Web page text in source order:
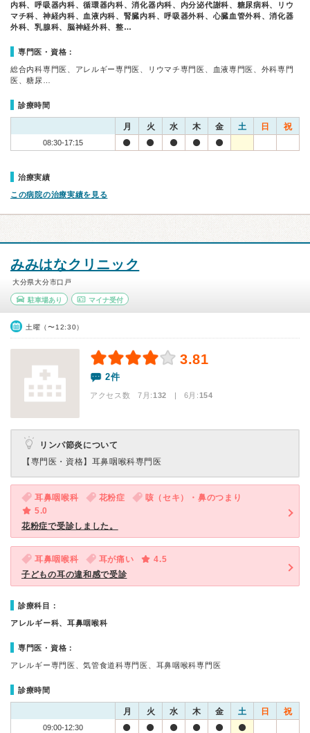
内科、呼吸器内科、循環器内科、消化器内科、内分泌代謝科、糖尿病科、リウ
マチ科、神経内科、血液内科、腎臓内科、呼吸器外科、心臓血管外科、消化器
外科、乳腺科、脳神経外科、整…
専門医・資格：
総合内科専門医、アレルギー専門医、リウマチ専門医、血液専門医、外科専門
医、糖尿…
診療時間
月 火 水 木 金 土 日 祝
08:30-17:15
治療実績
この病院の治療実績を見る
みみはなクリニック
大分県大分市口戸
駐車場あり マイナ受付
土曜（〜12:30）
3.81
2件
アクセス数 7月:132 | 6月:154
リンパ節炎について
【専門医・資格】 耳鼻咽喉科専門医
耳鼻咽喉科 花粉症
咳（セキ）・鼻のつまり
5.0
花粉症で受診しました。
耳鼻咽喉科 耳が痛い
4.5
子どもの耳の違和感で受診
診療科目：
アレルギー科、耳鼻咽喉科
専門医・資格：
アレルギー専門医、気管食道科専門医、耳鼻咽喉科専門医
診療時間
月 火 水 木 金 土 日 祝
09:00-12:30